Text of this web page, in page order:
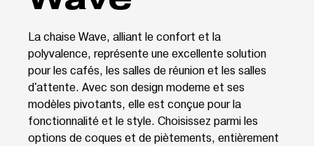
La chaise Wave, alliant le confort et la
polyvalence, représente une excellente solution
pour les cafés, les salles de réunion et les salles
d'attente. Avec son design moderne et ses
modèles pivotants, elle est conçue pour la
fonctionnalité et le style. Choisissez parmi les
options de coques et de piètements, entièrement